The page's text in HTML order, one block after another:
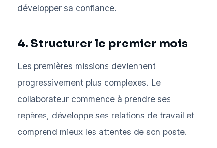
développer sa confiance.
4. Structurer le premier mois
Les premières missions deviennent
progressivement plus complexes. Le
collaborateur commence à prendre ses
repères, développe ses relations de travail et
comprend mieux les attentes de son poste.